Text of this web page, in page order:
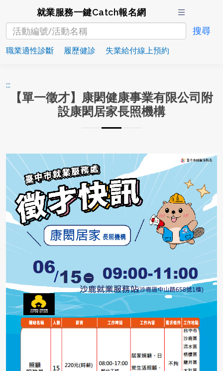
就業服務一鍵Catch報名網
職業適性診斷 履歷健診 失業給付線上預約
:::
【單一徵才】康閎健康事業有限公司附
設康閎居家長照機構